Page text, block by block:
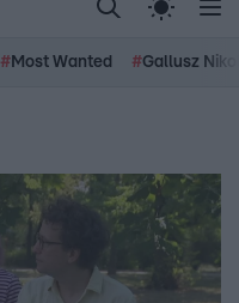
# Most Wanted #Gallusz